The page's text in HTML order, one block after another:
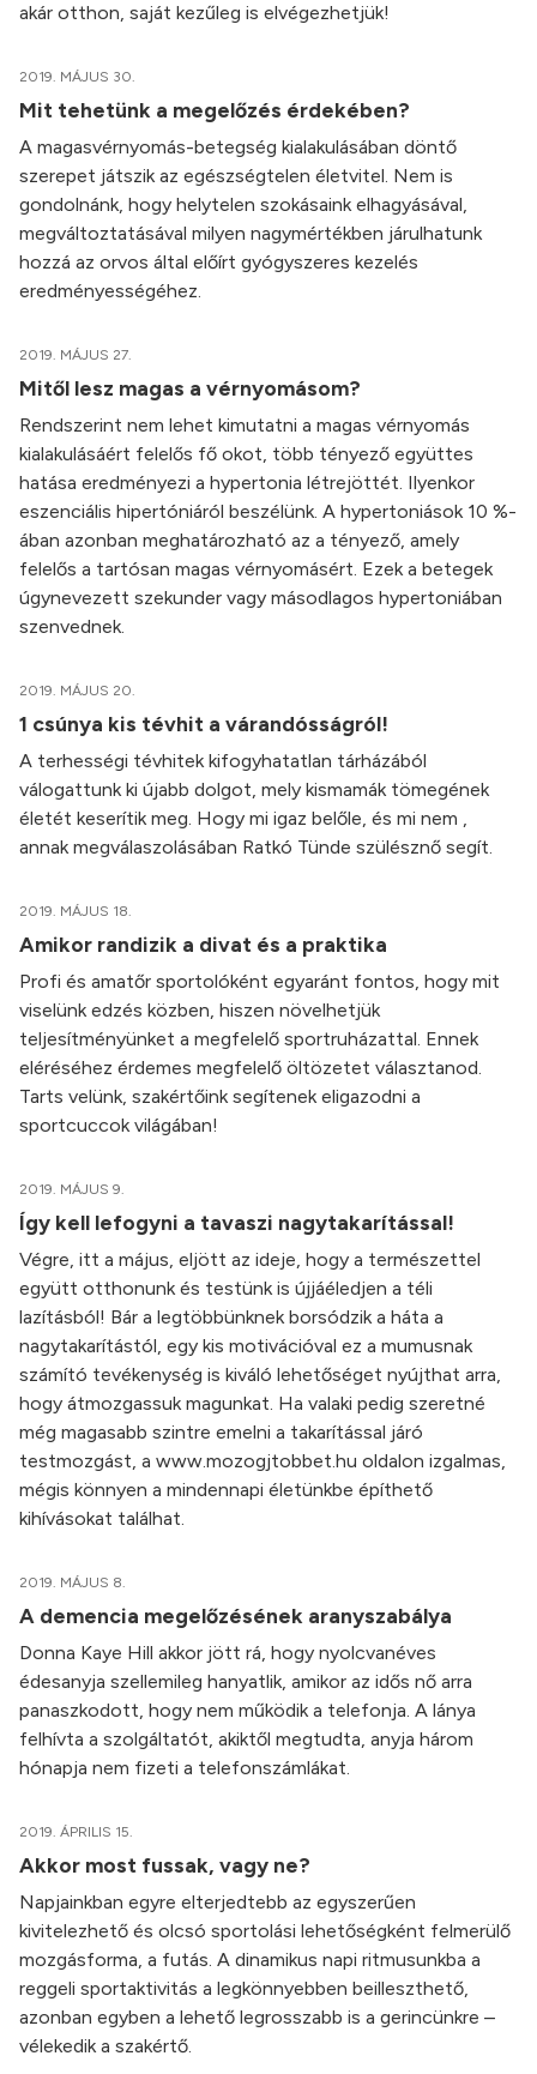
akár otthon, saját kezűleg is elvégezhetjük!
2019. MÁJUS 30.
Mit tehetünk a megelőzés érdekében?
A magasvérnyomás-betegség kialakulásában döntő
szerepet játszik az egészségtelen életvitel. Nem is
gondolnánk, hogy helytelen szokásaink elhagyásával,
megváltoztatásával milyen nagymértékben járulhatunk
hozzá az orvos által előírt gyógyszeres kezelés
eredményességéhez.
2019. MÁJUS 27.
Mitől lesz magas a vérnyomásom?
Rendszerint nem lehet kimutatni a magas vérnyomás
kialakulásáért felelős fő okot, több tényező együttes
hatása eredményezi a hypertonia létrejöttét. Ilyenkor
eszenciális hipertóniáról beszélünk. A hypertoniások 10 %-
ában azonban meghatározható az a tényező, amely
felelős a tartósan magas vérnyomásért. Ezek a betegek
úgynevezett szekunder vagy másodlagos hypertoniában
szenvednek.
2019. MÁJUS 20.
1 csúnya kis tévhit a várandósságról!
A terhességi tévhitek kifogyhatatlan tárházából
válogattunk ki újabb dolgot, mely kismamák tömegének
életét keserítik meg. Hogy mi igaz belőle, és mi nem ,
annak megválaszolásában Ratkó Tünde szülésznő segít.
2019. MÁJUS 18.
Amikor randizik a divat és a praktika
Profi és amatőr sportolóként egyaránt fontos, hogy mit
viselünk edzés közben, hiszen növelhetjük
teljesítményünket a megfelelő sportruházattal. Ennek
eléréséhez érdemes megfelelő öltözetet választanod.
Tarts velünk, szakértőink segítenek eligazodni a
sportcuccok világában!
2019. MÁJUS 9.
Így kell lefogyni a tavaszi nagytakarítással!
Végre, itt a május, eljött az ideje, hogy a természettel
együtt otthonunk és testünk is újjáéledjen a téli
lazításból! Bár a legtöbbünknek borsódzik a háta a
nagytakarítástól, egy kis motivációval ez a mumusnak
számító tevékenység is kiváló lehetőséget nyújthat arra,
hogy átmozgassuk magunkat. Ha valaki pedig szeretné
még magasabb szintre emelni a takarítással járó
testmozgást, a www.mozogjtobbet.hu oldalon izgalmas,
mégis könnyen a mindennapi életünkbe építhető
kihívásokat találhat.
2019. MÁJUS 8.
A demencia megelőzésének aranyszabálya
Donna Kaye Hill akkor jött rá, hogy nyolcvanéves
édesanyja szellemileg hanyatlik, amikor az idős nő arra
panaszkodott, hogy nem működik a telefonja. A lánya
felhívta a szolgáltatót, akiktől megtudta, anyja három
hónapja nem fizeti a telefonszámlákat.
2019. ÁPRILIS 15.
Akkor most fussak, vagy ne?
Napjainkban egyre elterjedtebb az egyszerűen
kivitelezhető és olcsó sportolási lehetőségként felmerülő
mozgásforma, a futás. A dinamikus napi ritmusunkba a
reggeli sportaktivitás a legkönnyebben beilleszthető,
azonban egyben a lehető legrosszabb is a gerincünkre –
vélekedik a szakértő.